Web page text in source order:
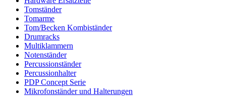
Tomständer
Tomarme
Tom/Becken Kombiständer
Drumracks
Multiklammern
Notenständer
Percussionständer
Percussionhalter
PDP Concept Serie
Mikrofonständer und Halterungen